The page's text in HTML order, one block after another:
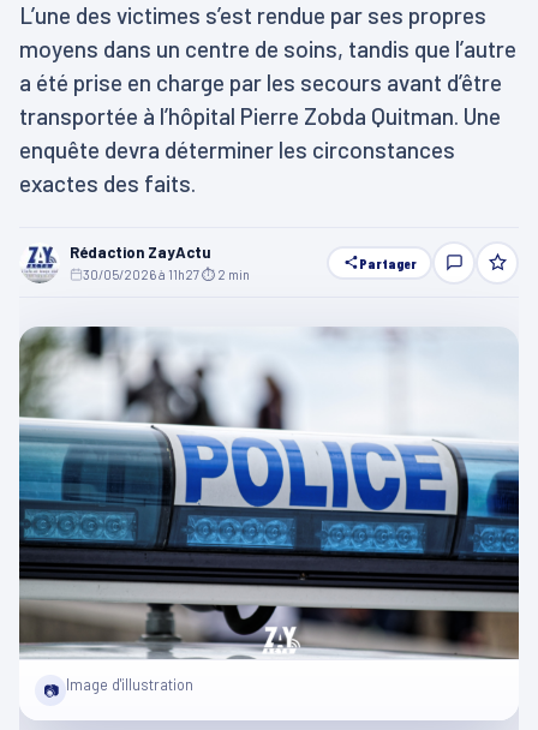
L’une des victimes s’est rendue par ses propres
moyens dans un centre de soins, tandis que l’autre
a été prise en charge par les secours avant d’être
transportée à l’hôpital Pierre Zobda Quitman. Une
enquête devra déterminer les circonstances
exactes des faits.
Rédaction ZayActu
30/05/2026 à 11h27⏱ 2 min
Partager
📷 Image d'illustration